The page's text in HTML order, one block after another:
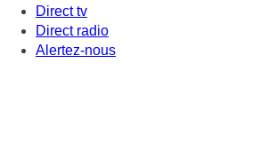
Direct tv
Direct radio
Alertez-nous